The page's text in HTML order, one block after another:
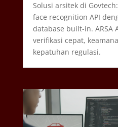
Solusi arsitek di
face recognition API
database built-in. ARSA
verifikasi cepat,
kepatuhan regulasi.